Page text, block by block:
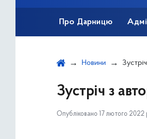
Про Дарницю
Новини Зустріч
Зустріч з
Опубліковано 17 лютого 2022